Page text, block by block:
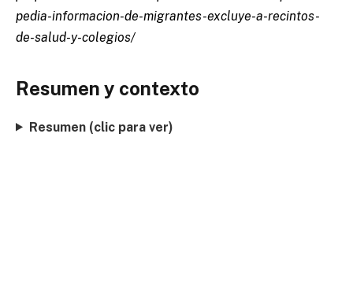
pedia-informacion-de-migrantes-excluye-a-recintos-
de-salud-y-colegios/
Resumen y contexto
Resumen (clic para ver)